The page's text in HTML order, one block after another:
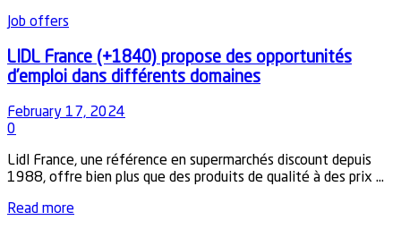
Job offers
LIDL France (+1840) propose des opportunités
d’emploi dans différents domaines
February 17, 2024
0
Lidl France, une référence en supermarchés discount depuis
1988, offre bien plus que des produits de qualité à des prix ...
Read moreDetails